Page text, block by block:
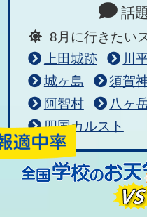
話
8月に行きたい
上田城跡
川
城ヶ島
須賀
阿智村
八ヶ
四国カルスト